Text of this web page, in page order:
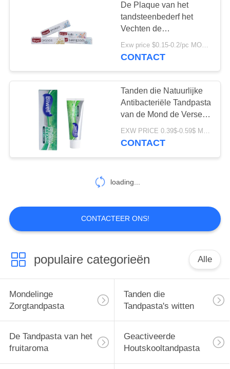
Tanden die
Tabletten witten
42
Mondelinge
25
Mondelinge
Zorgtandenborstels
88
De Plaque van het
tandsteenbederf het
Vechten de
Ademverfrissing van de
Tandpastamunt
Exw price $0.15-0.2/pc MOQ:500pcs-30000pcs
CONTACT
Tanden die Natuurlijke
Antibacteriële Tandpasta
van de Mond de Verse
Tandpasta voor Slechte
adem witten
EXW PRICE 0.39$-0.59$ MOQ:500pcs-30000pcs
CONTACT
loading...
CONTACTEER ONS!
populaire categorieën Alle
Mondelinge
Zorgtandpasta
Tanden die
Tandpasta's witten
De Tandpasta van het
fruitaroma
Geactiveerde
Houtskooltandpasta